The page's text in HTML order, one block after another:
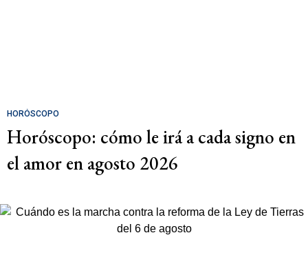
HORÓSCOPO
Horóscopo: cómo le irá a cada signo en
el amor en agosto 2026